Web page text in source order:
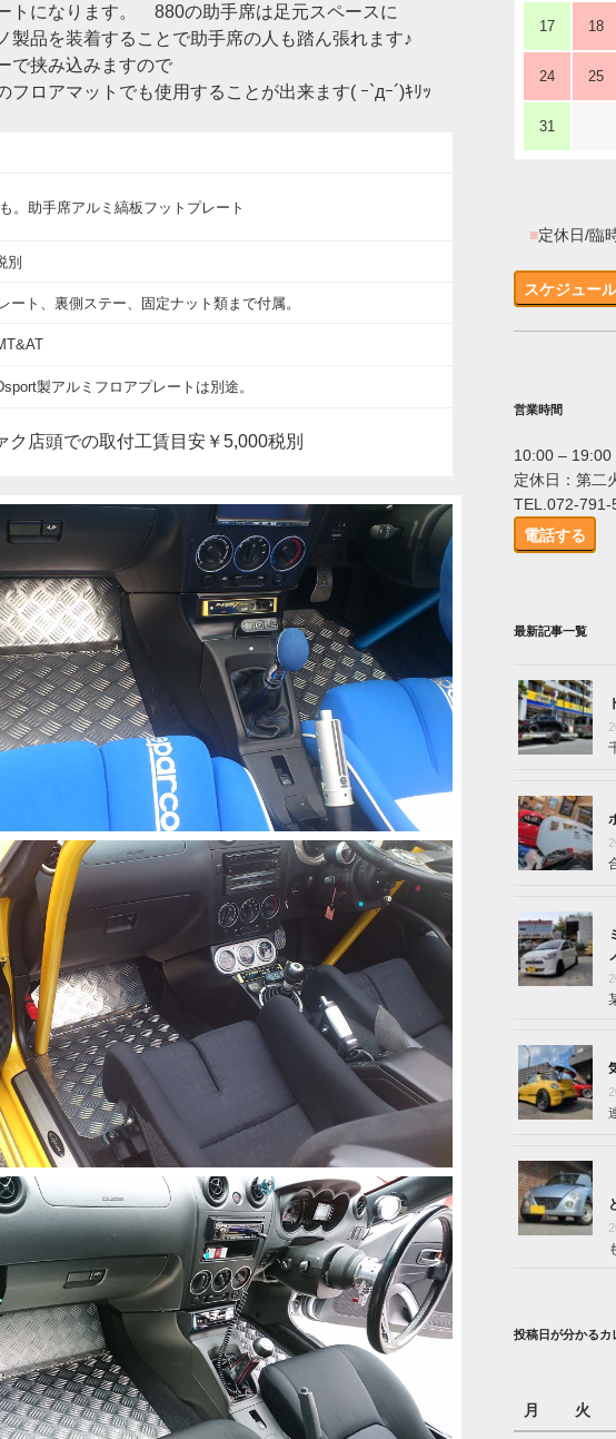
トになります。 880の助手席は足元スペースに
製品を装着することで助手席の人も踏ん張れます♪
で挟み込みますので
フロアマットでも使用することが出来ます( ｰ`дｰ´)ｷﾘｯ
。助手席アルミ縞板フットプレート
別
ート、裏側ステー、固定ナット類まで付属。
製アルミフロアプレートは別途。
ク店頭での取付工賃目安￥5,000税別
17 18
24 25
31
■定休日/臨
スケジュー
営業時間
10:00 – 19:00
定休日：第二
TEL.072-791-
電話する
最新記事一覧
投稿日が分かるカ
月
火